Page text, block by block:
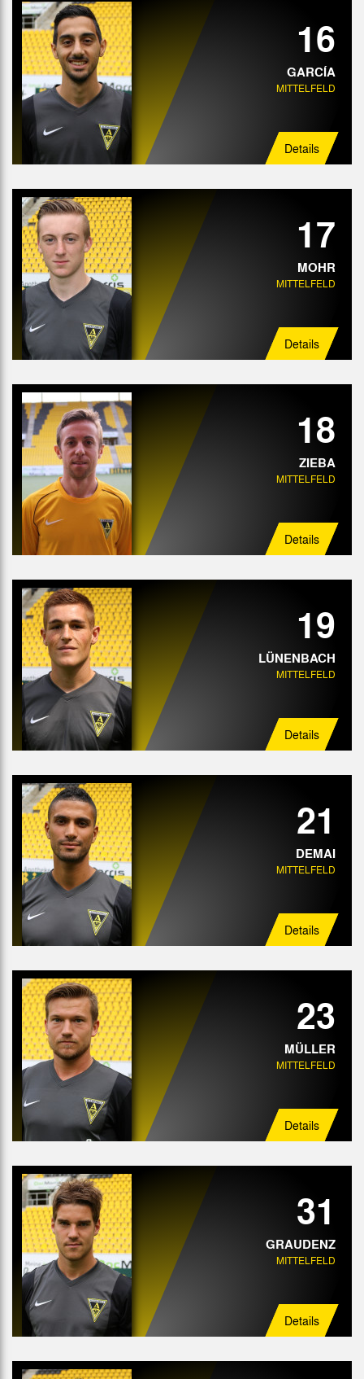
16
GARCÍA
MITTELFELD
Details
17
MOHR
MITTELFELD
Details
18
ZIEBA
MITTELFELD
Details
19
LÜNENBACH
MITTELFELD
Details
21
DEMAI
MITTELFELD
Details
23
MÜLLER
MITTELFELD
Details
31
GRAUDENZ
MITTELFELD
Details